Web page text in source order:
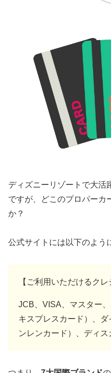
ディズニーリゾートで大活
ですが、どこのプロパーカ
か？
公式サイトには以下のよう
【ご利用いただけるク
JCB、VISA、マスター
キスプレスカード）、
ンレンカード）、ディス